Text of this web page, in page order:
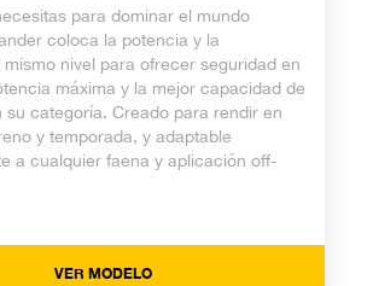
para dominar el mundo
coloca la potencia y la
mismo nivel para ofrecer seguridad en
máxima y la mejor capacidad de
su categoría. Creado para rendir en
y temporada, y adaptable
a cualquier faena y aplicación off-
VER MODELO